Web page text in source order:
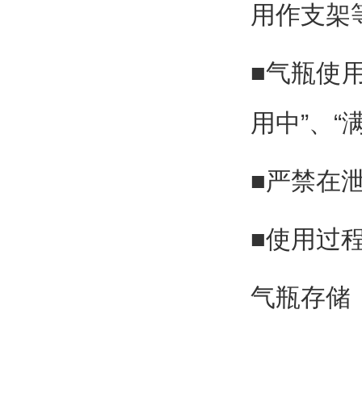
用作支架
■气瓶使
用中”、“
■严禁在
■使用过
气瓶存储